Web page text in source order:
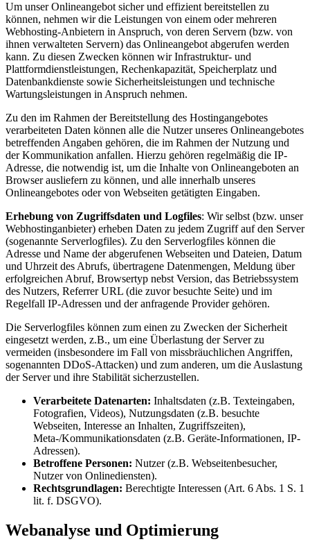
Um unser Onlineangebot sicher und effizient bereitstellen zu
können, nehmen wir die Leistungen von einem oder mehreren
Webhosting-Anbietern in Anspruch, von deren Servern (bzw. von
ihnen verwalteten Servern) das Onlineangebot abgerufen werden
kann. Zu diesen Zwecken können wir Infrastruktur- und
Plattformdienstleistungen, Rechenkapazität, Speicherplatz und
Datenbankdienste sowie Sicherheitsleistungen und technische
Wartungsleistungen in Anspruch nehmen.
Zu den im Rahmen der Bereitstellung des Hostingangebotes
verarbeiteten Daten können alle die Nutzer unseres Onlineangebotes
betreffenden Angaben gehören, die im Rahmen der Nutzung und
der Kommunikation anfallen. Hierzu gehören regelmäßig die IP-
Adresse, die notwendig ist, um die Inhalte von Onlineangeboten an
Browser ausliefern zu können, und alle innerhalb unseres
Onlineangebotes oder von Webseiten getätigten Eingaben.
Erhebung von Zugriffsdaten und Logfiles: Wir selbst (bzw. unser
Webhostinganbieter) erheben Daten zu jedem Zugriff auf den Server
(sogenannte Serverlogfiles). Zu den Serverlogfiles können die
Adresse und Name der abgerufenen Webseiten und Dateien, Datum
und Uhrzeit des Abrufs, übertragene Datenmengen, Meldung über
erfolgreichen Abruf, Browsertyp nebst Version, das Betriebssystem
des Nutzers, Referrer URL (die zuvor besuchte Seite) und im
Regelfall IP-Adressen und der anfragende Provider gehören.
Die Serverlogfiles können zum einen zu Zwecken der Sicherheit
eingesetzt werden, z.B., um eine Überlastung der Server zu
vermeiden (insbesondere im Fall von missbräuchlichen Angriffen,
sogenannten DDoS-Attacken) und zum anderen, um die Auslastung
der Server und ihre Stabilität sicherzustellen.
Verarbeitete Datenarten: Inhaltsdaten (z.B. Texteingaben,
Fotografien, Videos), Nutzungsdaten (z.B. besuchte
Webseiten, Interesse an Inhalten, Zugriffszeiten),
Meta-/Kommunikationsdaten (z.B. Geräte-Informationen, IP-
Adressen).
Betroffene Personen: Nutzer (z.B. Webseitenbesucher,
Nutzer von Onlinediensten).
Rechtsgrundlagen: Berechtigte Interessen (Art. 6 Abs. 1 S. 1
lit. f. DSGVO).
Webanalyse und Optimierung